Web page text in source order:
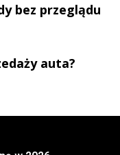
bez przeglądu
auta?